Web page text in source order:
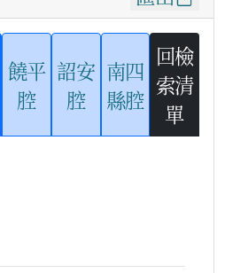
饒平
腔
詔安
腔
南四
縣腔
回檢
索清
單